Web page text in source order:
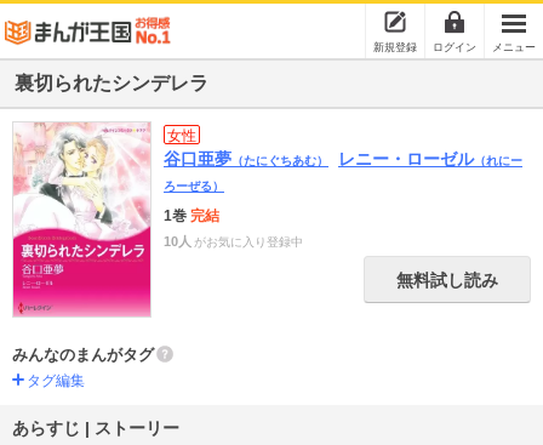
新規登録 ログイン メニュー
裏切られたシンデレラ
女性
谷口亜夢 （たにぐちあむ） レニー・ローゼル（れにー
ろーぜる）
1巻 完結
10人 がお気に入り登録中
無料試し読み
みんなのまんがタグ
タグ編集
あらすじ | ストーリー